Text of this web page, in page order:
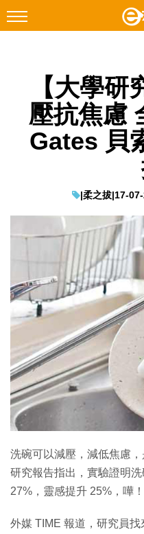
Facebook Instagram
科技焦點
網絡生活
EduTech
生成式AI與雲端應用
Enterprise Digital
特集
【大學
壓抗焦慮
Gates 貝
|柔之拔|17-
洗碗可以減壓，減低焦慮
研究報告指出，實驗證明
27%，靈感提升 25%，嘩！
外媒 TIME 報道，研究員